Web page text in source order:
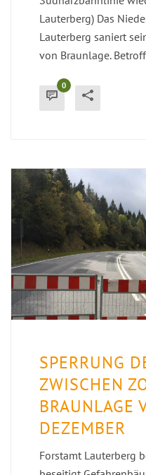
Lauterberg) Das
Lauterberg saniert
von Braunlage.
0
SPERRUNG
ZWISCHEN
BRAUNLAGE
DEZEMBER
Forstamt Lauterberg